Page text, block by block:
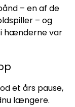
– en af de
– og
i hænderne var
et års pause,
længere.